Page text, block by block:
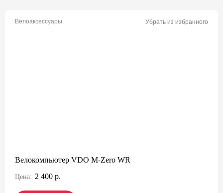
Велоаксессуары Убрать из избранного
Велокомпьютер VDO M-Zero WR
Цена: 2 400 р.